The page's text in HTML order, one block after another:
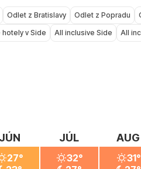
Odlet z Bratislavy Odlet z Popradu
v Side All inclusive Side All
JÚN
27°
JÚL
32°
AUG
31°